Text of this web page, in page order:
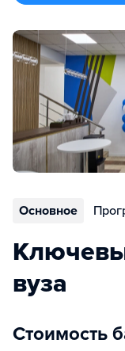
Основное
вуза
Стоимость